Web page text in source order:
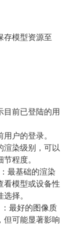
存模型资源至
目前已登陆的用
户的登录。
渲染级别，可以
程度。
最基础的渲染
看模型或设备性
择。
最好的图像质
但可能显著影响